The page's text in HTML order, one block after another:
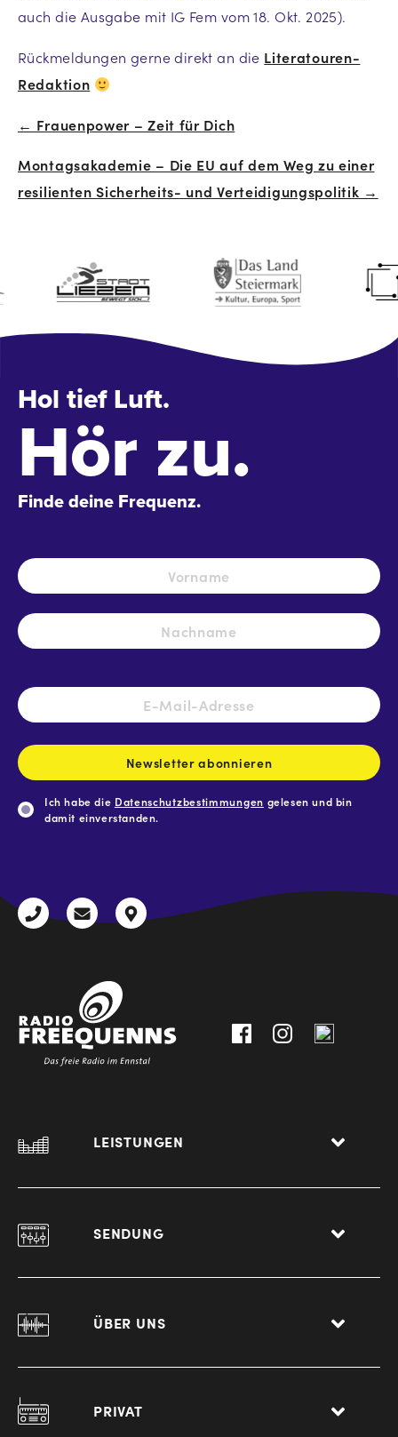
auch die Ausgabe mit IG Fem vom 18. Okt. 2025).
Rückmeldungen gerne direkt an die Literatouren-
Redaktion
Beitrags-
Navigation
← Frauenpower – Zeit für Dich
Montagsakademie – Die EU auf dem Weg zu einer
resilienten Sicherheits- und Verteidigungspolitik →
Hol tief Luft.
Hör zu.
Finde deine Frequenz.
Name *
E-
Mail-
Newsletter abonnieren
Ich habe die Datenschutzbestimmungen gelesen und bin
damit einverstanden.
+43
radio@freequenns.at
Kulturhausstraße
LEISTUNGEN
SENDUNG
ÜBER UNS
PRIVAT